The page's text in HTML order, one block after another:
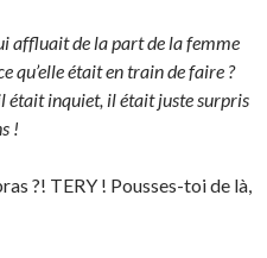
affluait de la part de la femme
qu’elle était en train de faire ?
était inquiet, il était juste surpris
!
?! TERY ! Pousses-toi de là,